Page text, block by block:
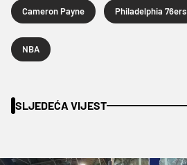
Cameron Payne Philadelphia 76ers
NBA
SLJEDEĆA VIJEST